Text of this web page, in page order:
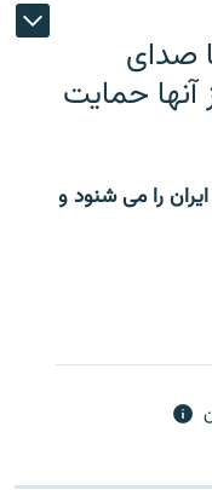
صدای
آنها حمایت
را می شنود و